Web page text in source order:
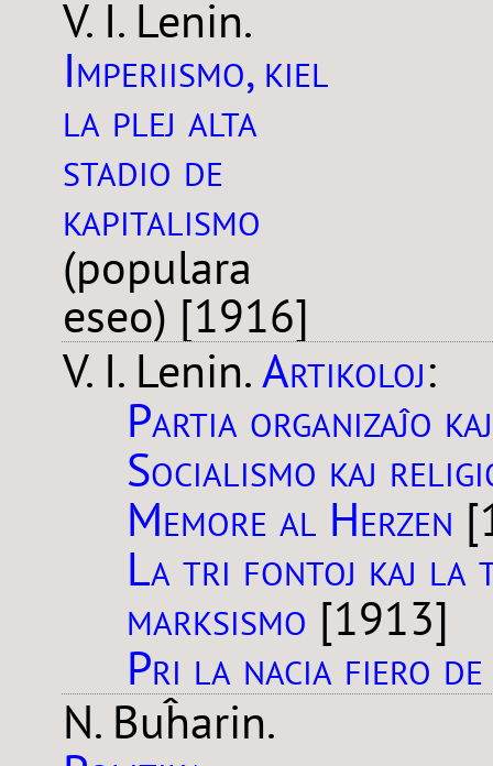
V. I. Lenin.
Imperiismo, kiel
la plej alta
stadio de
kapitalismo
(populara
eseo) [1916]
V. I. Lenin.Artikoloj:
Partia organizaĵo
Socialismo kaj
Memore al Herzen
La tri fontoj kaj la
marksismo [1913]
Pri la nacia fiero
N. Buĥarin.